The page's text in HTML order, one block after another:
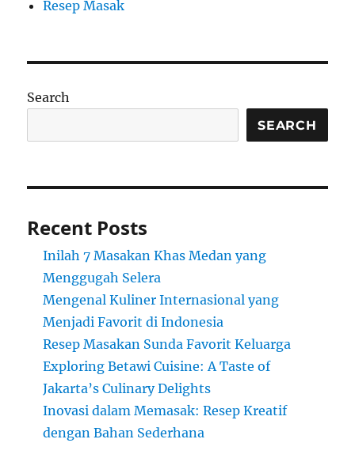
Resep Masak
Search
SEARCH
Recent Posts
Inilah 7 Masakan Khas Medan yang
Menggugah Selera
Mengenal Kuliner Internasional yang
Menjadi Favorit di Indonesia
Resep Masakan Sunda Favorit Keluarga
Exploring Betawi Cuisine: A Taste of
Jakarta’s Culinary Delights
Inovasi dalam Memasak: Resep Kreatif
dengan Bahan Sederhana